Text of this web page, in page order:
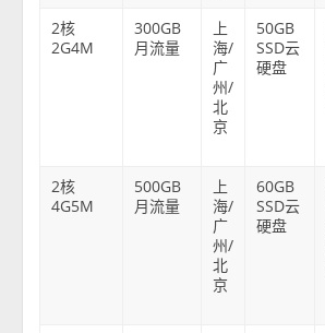
2核
2G4M
300GB
月流量
上
海/
广
州/
北
京
50GB
SSD云
硬盘
2核
4G5M
500GB
月流量
上
海/
广
州/
北
京
60GB
SSD云
硬盘